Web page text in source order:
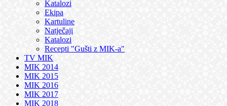
Katalozi
Ekipa
Kartuline
Natječaji
Katalozi
Recepti "Gušti z MIK-a"
TV MIK
MIK 2014
MIK 2015
MIK 2016
MIK 2017
MIK 2018